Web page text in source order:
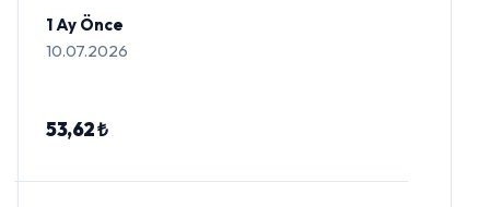
1 Ay Önce
10.07.2026
53,62 ₺